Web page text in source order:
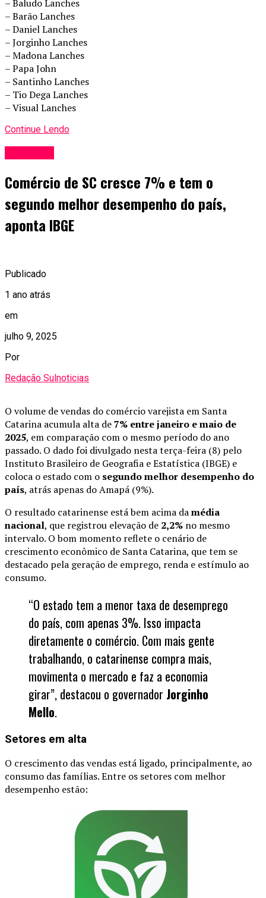
– Baludo Lanches
– Barão Lanches
– Daniel Lanches
– Jorginho Lanches
– Madona Lanches
– Papa John
– Santinho Lanches
– Tio Dega Lanches
– Visual Lanches
Continue Lendo
Comércio de SC cresce 7% e tem o
segundo melhor desempenho do país,
aponta IBGE
Publicado
1 ano atrás
em
julho 9, 2025
Por
Redação Sulnoticias
O volume de vendas do comércio varejista em Santa
Catarina acumula alta de7% entre janeiro e maio de
2025, em comparação com o mesmo período do ano
passado. O dado foi divulgado nesta terça-feira (8) pelo
Instituto Brasileiro de Geografia e Estatística (IBGE) e
coloca o estado com o segundo melhor desempenho do
país, atrás apenas do Amapá (9%).
O resultado catarinense está bem acima damédia
nacional, que registrou elevação de 2,2% no mesmo
intervalo. O bom momento reflete o cenário de
crescimento econômico de Santa Catarina, que tem se
destacado pela geração de emprego, renda e estímulo ao
consumo.
“O estado tem a menor taxa de desemprego
do país, com apenas 3%. Isso impacta
diretamente o comércio. Com mais gente
trabalhando, o catarinense compra mais,
movimenta o mercado e faz a economia
girar”, destacou o governador Jorginho
Mello.
Setores em alta
O crescimento das vendas está ligado, principalmente, ao
consumo das famílias. Entre os setores com melhor
desempenho estão: